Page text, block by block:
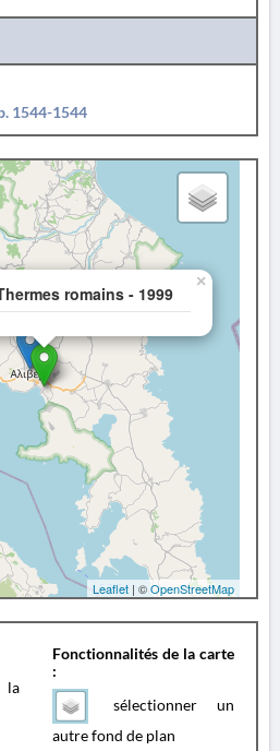
1544-1544
romains - 1999
×
Leaflet | ©OpenStreetMap
la
Fonctionnalités de la carte
:
sélectionner un
autre fond de plan